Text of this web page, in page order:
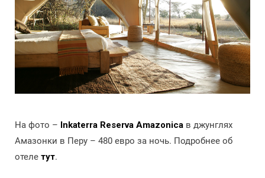
На фото – Inkaterra Reserva Amazonica в джунглях
Амазонки в Перу – 480 евро за ночь. Подробнее об
отеле тут.